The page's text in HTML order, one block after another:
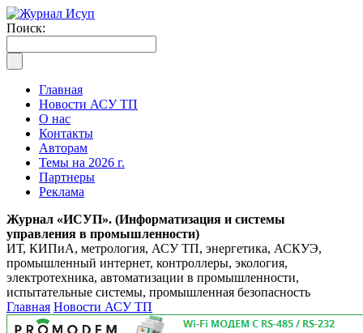
Поиск:
Главная
Новости АСУ ТП
О нас
Контакты
Авторам
Темы на 2026 г.
Партнеры
Реклама
Журнал «ИСУП». (Информатизация и системы
управления в промышленности)
ИТ, КИПиА, метрология, АСУ ТП, энергетика, АСКУЭ,
промышленный интернет, контроллеры, экология,
электротехника, автоматизации в промышленности,
испытательные системы, промышленная безопасность
Главная Новости АСУ ТП